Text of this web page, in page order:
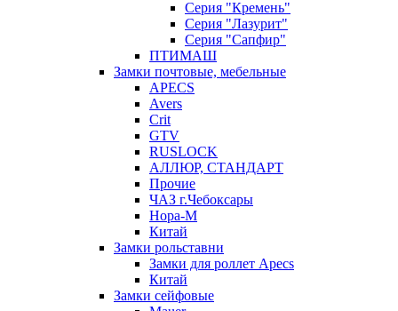
Серия "Кремень"
Серия "Лазурит"
Серия "Сапфир"
ПТИМАШ
Замки почтовые, мебельные
APECS
Avers
Crit
GTV
RUSLOCK
АЛЛЮР, СТАНДАРТ
Прочие
ЧАЗ г.Чебоксары
Нора-М
Китай
Замки рольставни
Замки для роллет Apecs
Китай
Замки сейфовые